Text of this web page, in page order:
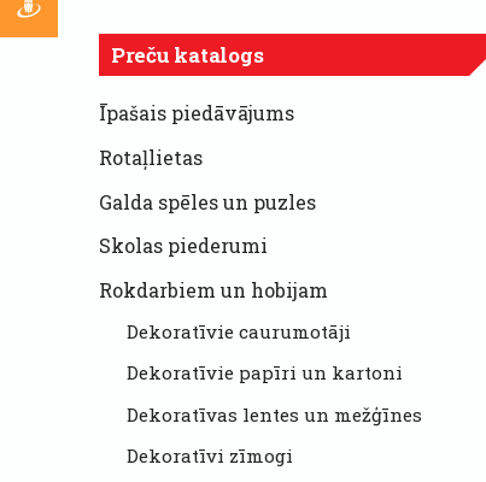
Preču katalogs
Īpašais piedāvājums
Rotaļlietas
Galda spēles un puzles
Skolas piederumi
Rokdarbiem un hobijam
Dekoratīvie caurumotāji
Dekoratīvie papīri un kartoni
Dekoratīvas lentes un mežģīnes
Dekoratīvi zīmogi